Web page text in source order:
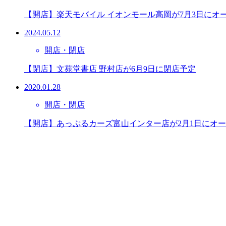
【開店】楽天モバイル イオンモール高岡が7月3日にオ
2024.05.12
開店・閉店
【閉店】文苑堂書店 野村店が6月9日に閉店予定
2020.01.28
開店・閉店
【開店】あっぷるカーズ富山インター店が2月1日にオ